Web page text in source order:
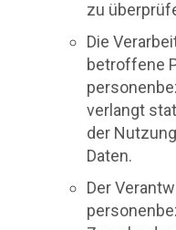
zu
Die
betroffene
verlangt
der
Daten.
Der